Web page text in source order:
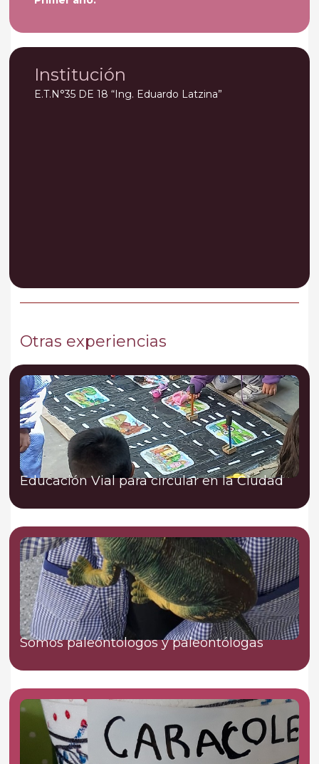
Institución
E.T.N°35 DE 18 “Ing. Eduardo Latzina”
Otras experiencias
Educación Vial para circular en la Ciudad
Somos paleóntologos y paleontólogas